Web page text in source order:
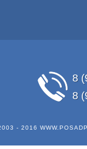
8
8
- 2016